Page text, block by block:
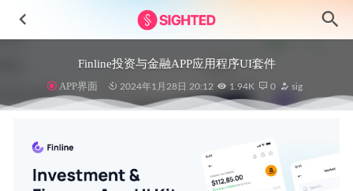
Finline投资与金融APP应用程序UI套件
APP界面 2024年1月28日 20:12 1.94K 0 sig